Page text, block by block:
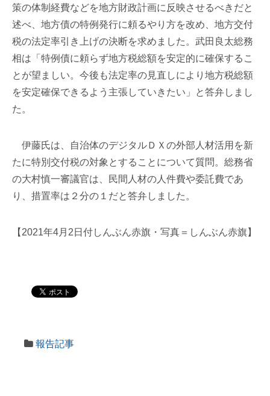
策の体制経費などを地方財政計画に反映させるべきだと
述べ、地方債の特例発行に頼るやり方を改め、地方交付
税の法定率引き上げの決断を求めました。武田良太総務
相は「特例債に頼らず地方税総額を安定的に確保するこ
とが望ましい。今後も法定率の見直しにより地方税総額
を安定確保できるよう主張していきたい」と答弁しまし
た。
伊藤氏は、自治体のデジタルＤＸの外部人材活用を新
たに特別交付税の対象とすることについて質問。総務省
の大村慎一審議官は、民間人材の人件費や委託費であ
り、措置率は２分の１だと答弁しました。
【2021年4月2日付しんぶん赤旗・写真＝しんぶん赤旗】
報告記事